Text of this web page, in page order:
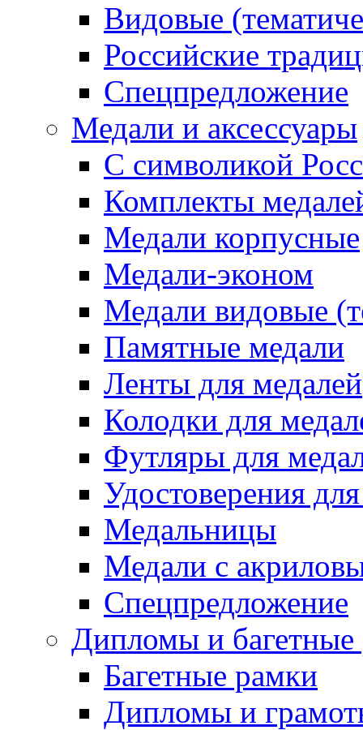
Видовые
Российские
Спецпредложение
Медали и аксессуары
С символикой
Комплекты
Медали корпусные
Медали-эконом
Медали видовые
Памятные медали
Ленты для медалей
Колодки для
Футляры для
Удостоверения
Медальницы
Медали с
Спецпредложение
Дипломы и багетные
Багетные рамки
Дипломы и